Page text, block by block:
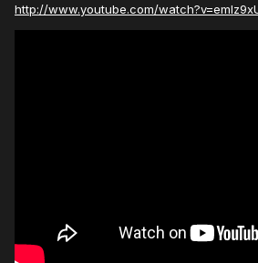
http://www.youtube.com/